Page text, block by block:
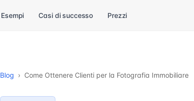
Esempi Casi di successo Prezzi
Blog › Come Ottenere Clienti per la Fotografia Immobiliare